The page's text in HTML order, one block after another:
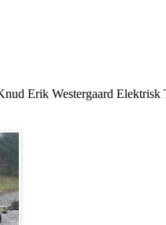
Erik Westergaard Elektrisk